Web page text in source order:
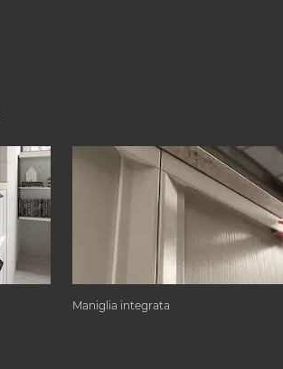
Maniglia integrata